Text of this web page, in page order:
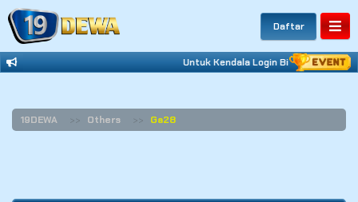
Daftar
Untuk Kendala Login Bisa Hubungi
19DEWA Others Ga28